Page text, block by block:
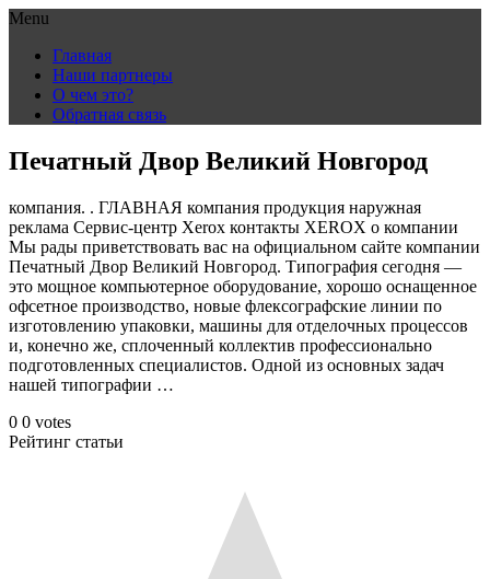
Menu
content
Главная
Наши партнеры
О чем это?
Обратная связь
Печатный Двор Великий Новгород
компания. . ГЛАВНАЯ компания продукция наружная
реклама Сервис-центр Xerox контакты XEROX о компании
Мы рады приветствовать вас на официальном сайте компании
Печатный Двор Великий Новгород. Типография сегодня —
это мощное компьютерное оборудование, хорошо оснащенное
офсетное производство, новые флексографские линии по
изготовлению упаковки, машины для отделочных процессов
и, конечно же, сплоченный коллектив профессионально
подготовленных специалистов. Одной из основных задач
нашей типографии …
0 0 votes
Рейтинг статьи